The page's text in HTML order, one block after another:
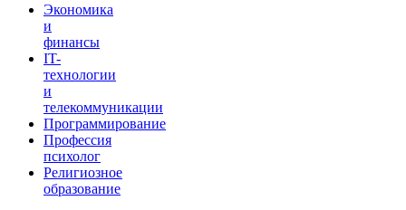
Экономика
и
финансы
IT-
технологии
и
телекоммуникации
Программирование
Профессия
психолог
Религиозное
образование